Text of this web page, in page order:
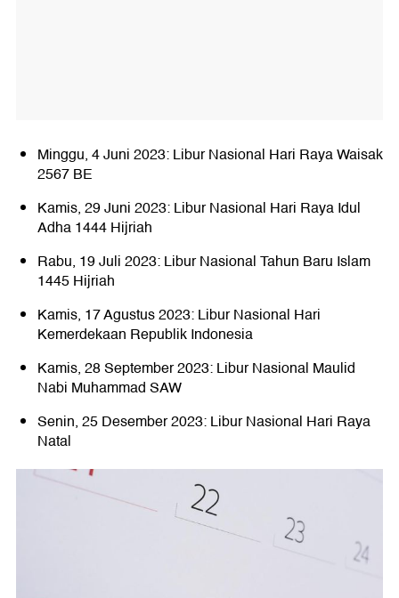
Minggu, 4 Juni 2023: Libur Nasional Hari Raya Waisak
2567 BE
Kamis, 29 Juni 2023: Libur Nasional Hari Raya Idul
Adha 1444 Hijriah
Rabu, 19 Juli 2023: Libur Nasional Tahun Baru Islam
1445 Hijriah
Kamis, 17 Agustus 2023: Libur Nasional Hari
Kemerdekaan Republik Indonesia
Kamis, 28 September 2023: Libur Nasional Maulid
Nabi Muhammad SAW
Senin, 25 Desember 2023: Libur Nasional Hari Raya
Natal